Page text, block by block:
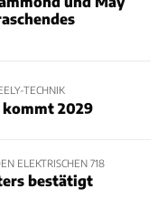
TECHNIK
kommt 2029
ELEKTRISCHEN 718
bestätigt